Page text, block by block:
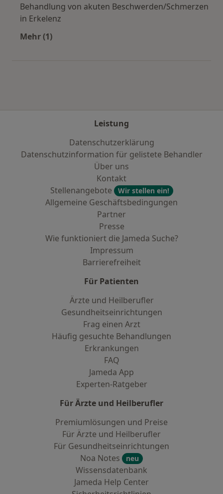
Behandlung von akuten Beschwerden/Schmerzen
in Erkelenz
Mehr (1)
Leistung
Datenschutzerklärung
Datenschutzinformation für gelistete Behandler
Über uns
Kontakt
Stellenangebote
Wir stellen ein!
Allgemeine Geschäftsbedingungen
Partner
Presse
Wie funktioniert die Jameda Suche?
Impressum
Barrierefreiheit
Für Patienten
Ärzte und Heilberufler
Gesundheitseinrichtungen
Frag einen Arzt
Häufig gesuchte Behandlungen
Erkrankungen
FAQ
Jameda App
Experten-Ratgeber
Für Ärzte und Heilberufler
Premiumlösungen und Preise
Für Ärzte und Heilberufler
Für Gesundheitseinrichtungen
Noa Notes
neu
Wissensdatenbank
Jameda Help Center